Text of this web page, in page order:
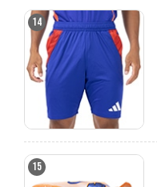
14
15